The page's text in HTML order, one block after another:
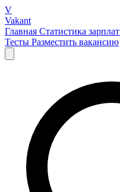
V
Vakant
Главная Статистика зарплат
Тесты Разместить вакансию